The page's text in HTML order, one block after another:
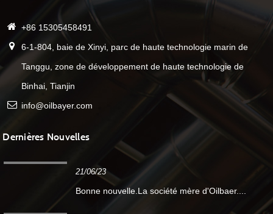
+86 15305458491
6-1-804, baie de Xinyi, parc de haute technologie marin de
Tanggu, zone de développement de haute technologie de
Binhai, Tianjin
info@oilbayer.com
Dernières Nouvelles
21/06/23
Bonne nouvelle.La société mère d'Oilbaer....